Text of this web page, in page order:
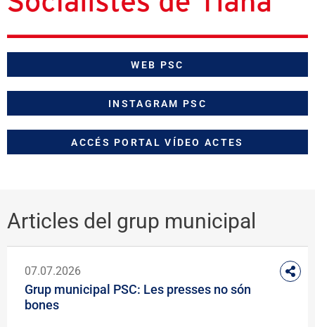
WEB PSC
INSTAGRAM PSC
ACCÉS PORTAL VÍDEO ACTES
Articles del grup municipal
07.07.2026
Grup municipal PSC: Les presses no són
bones